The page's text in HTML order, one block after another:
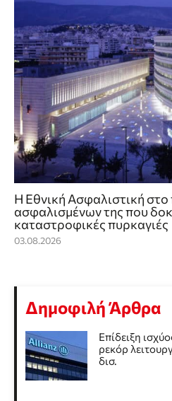
Η Εθνική Ασφαλιστική
ασφαλισμένων της που
καταστροφικές πυρκαγιές
03.08.2026
Δημοφιλή Άρθρα
Επίδειξη
ρεκόρ
δισ.